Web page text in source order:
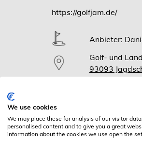
https://golfjam.de/
Anbieter:
Golf- und
93093
We use cookies
We may place these for analysis of our visitor
personalised content and to give you a great
information about the cookies we use open the